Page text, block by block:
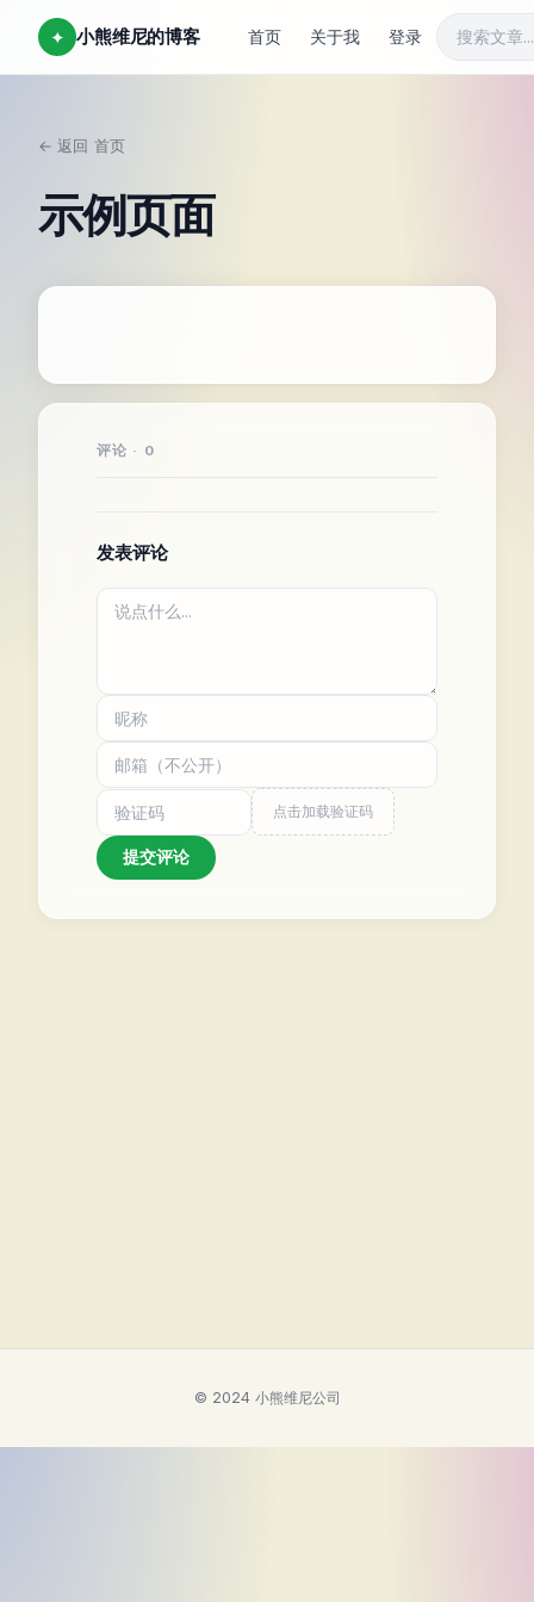
✦ 小熊维尼的博客 首页 关于我 登录
← 返回 首页
示例页面
评论 · 0
发表评论
点击加载验证码
提交评论
© 2024 小熊维尼公司